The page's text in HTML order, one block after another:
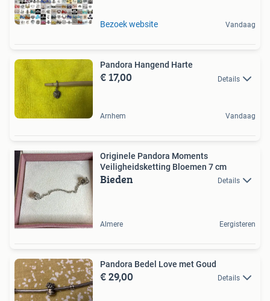
Bezoek website Vandaag
Pandora Hangend Harte
€ 17,00 Details
Arnhem Vandaag
Originele Pandora Moments
Veiligheidsketting Bloemen 7 cm
Bieden Details
Almere Eergisteren
Pandora Bedel Love met Goud
€ 29,00 Details